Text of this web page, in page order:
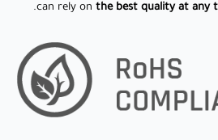
can rely on the best quality at any